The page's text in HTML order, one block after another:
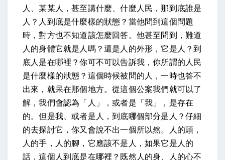
人、某某人，甚至講什麼、什麼人民，那到底誰是
人？人到底是什麼樣的狀態？當他問到這個問題
時，對方也不知道該怎麼回答。他甚至問到，難道
人的身體它就是人嗎？還是人的外形，它是人？到
底人是在哪裡？你可不可以告訴我，你所謂的人民
是什麼樣的狀態？這個時候被問的人，一時也答不
出來，就呆在那個地方。從這個公案我們就可以了
解，我們會認為「人」，或者是「我」，是存在
的。但是我、或者是人，到底哪個部分是人？仔細
的去探討它，你又會說不出一個所以然。人的頭，
人的手，人的腳，它應該不是人，如果它是人的
話，這個人到底是在哪裡？既然人的身、人的心不